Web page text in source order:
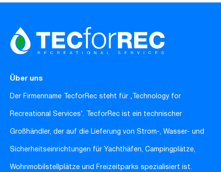
Über uns
Der Firmenname TecforRec steht für ‚Technology for
Recreational Services‘. TecforRec ist ein technischer
Großhändler, der auf die Lieferung von Strom-, Wasser- und
Sicherheitseinrichtungen für Yachthäfen, Campingplätze,
Wohnmobilstellplätze und Freizeitparks spezialisiert ist.